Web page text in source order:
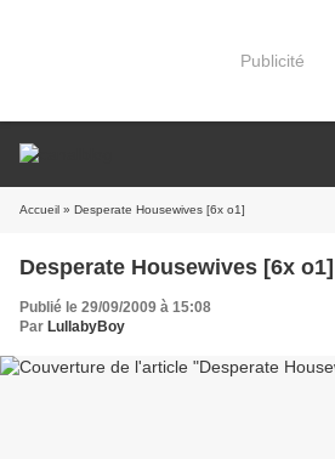
Publicité
Accueil » Desperate Housewives [6x o1]
Desperate Housewives [6x o1]
Publié le 29/09/2009 à 15:08
Par LullabyBoy